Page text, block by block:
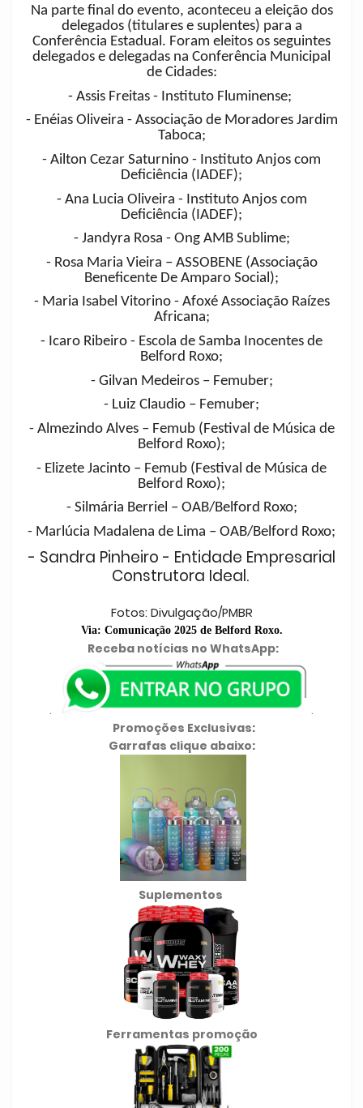
Na parte final do evento, aconteceu a eleição dos
delegados (titulares e suplentes) para a
Conferência Estadual. Foram eleitos os seguintes
delegados e delegadas na Conferência Municipal
de Cidades:
- Assis Freitas - Instituto Fluminense;
- Enéias Oliveira - Associação de Moradores Jardim
Taboca;
- Ailton Cezar Saturnino - Instituto Anjos com
Deficiência (IADEF);
- Ana Lucia Oliveira - Instituto Anjos com
Deficiência (IADEF);
- Jandyra Rosa - Ong AMB Sublime;
- Rosa Maria Vieira – ASSOBENE (Associação
Beneficente De Amparo Social);
- Maria Isabel Vitorino - Afoxé Associação Raízes
Africana;
- Icaro Ribeiro - Escola de Samba Inocentes de
Belford Roxo;
- Gilvan Medeiros – Femuber;
- Luiz Claudio – Femuber;
- Almezindo Alves – Femub (Festival de Música de
Belford Roxo);
- Elizete Jacinto – Femub (Festival de Música de
Belford Roxo);
- Silmária Berriel – OAB/Belford Roxo;
- Marlúcia Madalena de Lima – OAB/Belford Roxo;
- Sandra Pinheiro - Entidade Empresarial
Construtora Ideal.
Fotos: Divulgação/PMBR
Via: Comunicação 2025 de Belford Roxo.
Receba notícias no WhatsApp:
.
.
Promoções Exclusivas:
Garrafas clique abaixo:
Suplementos
Ferramentas promoção